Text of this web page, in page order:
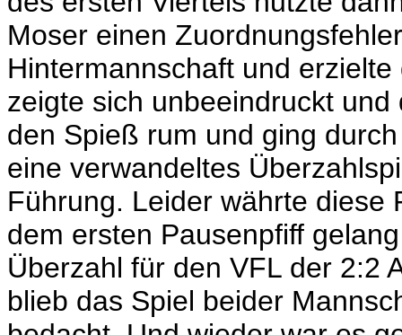
Moser einen
Hintermannschaft und
zeigte sich unbeeindruckt
den Spieß rum und ging
eine verwandeltes
Führung. Leider währte diese
dem ersten Pausenpfiff
Überzahl für den VFL der 2:2
blieb das Spiel beider